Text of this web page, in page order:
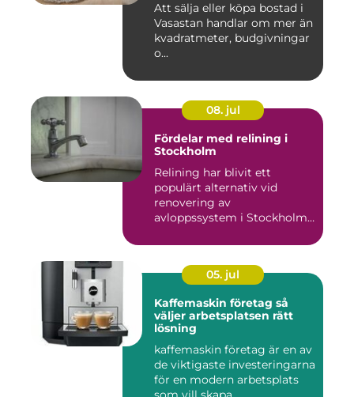
Att sälja eller köpa bostad i
Vasastan handlar om mer än
kvadratmeter, budgivningar
o...
08. jul
Fördelar med relining i
Stockholm
Relining har blivit ett
populärt alternativ vid
renovering av
avloppssystem i Stockholm.
05. jul
Kaffemaskin företag så
väljer arbetsplatsen rätt
lösning
kaffemaskin företag är en av
de viktigaste investeringarna
för en modern arbetsplats